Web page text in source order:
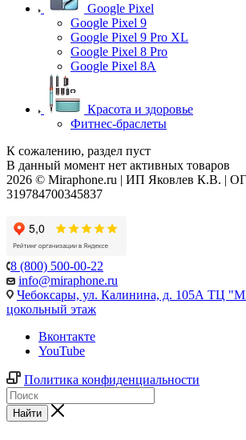
Google Pixel
Google Pixel 9
Google Pixel 9 Pro XL
Google Pixel 8 Pro
Google Pixel 8A
Красота и здоровье
Фитнес-браслеты
К сожалению, раздел пуст
В данный момент нет активных товаров
2026 © Miraphone.ru | ИП Яковлев К.В. |
319784700345837
8 (800) 500-00-22
info@miraphone.ru
Чебоксары, ул. Калинина, д. 105А ТЦ
цокольный этаж
Вконтакте
YouTube
Политика конфиденциальности
Найти